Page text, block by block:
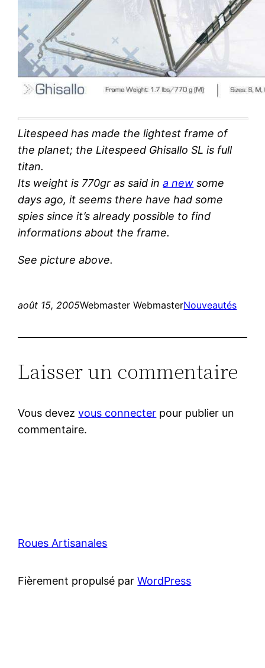
Litespeed has made the lightest frame of
the planet; the Litespeed Ghisallo SL is full
titan.
Its weight is 770gr as said ina new some
days ago, it seems there have had some
spies since it’s already possible to find
informations about the frame.
See picture above.
août 15, 2005Webmaster WebmasterNouveautés
Laisser un commentaire
Vous devezvous connecter pour publier un
commentaire.
Roues Artisanales
Fièrement propulsé parWordPress